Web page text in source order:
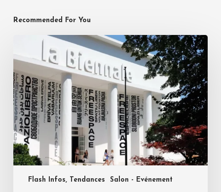
Recommended For You
Flash Infos, Tendances Salon - Evénement